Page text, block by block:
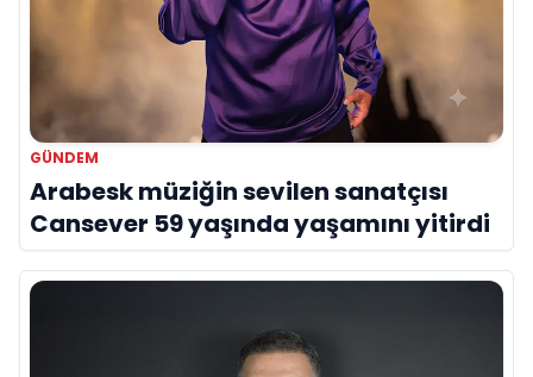
GÜNDEM
Arabesk müziğin sevilen sanatçısı
Cansever 59 yaşında yaşamını yitirdi